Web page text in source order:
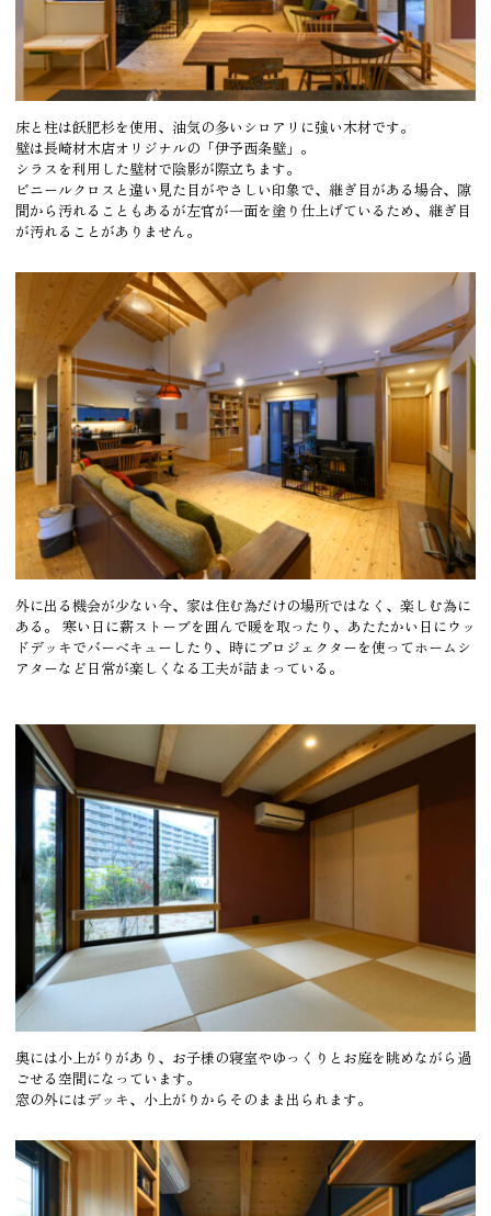
床と柱は飫肥杉を使用、油気の多いシロアリに強い木材です。
壁は長崎材木店オリジナルの「伊予西条壁」。
シラスを利用した壁材で陰影が際立ちます。
ビニールクロスと違い見た目がやさしい印象で、継ぎ目がある場合、隙
間から汚れることもあるが左官が一面を塗り仕上げているため、継ぎ目
が汚れることがありません。
外に出る機会が少ない今、家は住む為だけの場所ではなく、楽しむ為に
ある。 寒い日に薪ストーブを囲んで暖を取ったり、あたたかい日にウッ
ドデッキでバーベキューしたり、時にプロジェクターを使ってホームシ
アターなど日常が楽しくなる工夫が詰まっている。
奥には小上がりがあり、お子様の寝室やゆっくりとお庭を眺めながら過
ごせる空間になっています。
窓の外にはデッキ、小上がりからそのまま出られます。